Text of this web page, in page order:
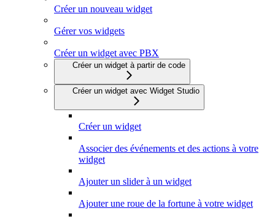
Créer un nouveau widget
Gérer vos widgets
Créer un widget avec PBX
Créer un widget à partir de code
Créer un widget avec Widget Studio
Créer un widget
Associer des événements et des actions à votre
widget
Ajouter un slider à un widget
Ajouter une roue de la fortune à votre widget